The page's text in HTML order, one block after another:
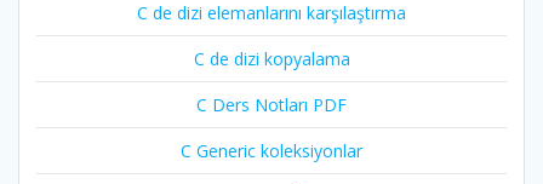
C de dizi elemanlarını karşılaştırma
C de dizi kopyalama
C Ders Notları PDF
C Generic koleksiyonlar